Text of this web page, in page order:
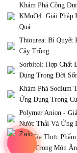
Khám Phá Công
KMnO4: Giải Pháp
Quả
Thiourea: Bí Quyết
Cây Trồng
Sorbitol: Hợp Chất
Dụng Trong Đời
Khám Phá Sodium
Ứng Dụng Trong
Polymer Anion -
Nước Thải Và Ứng
Phụ Gia Thực
Phần Trong Món